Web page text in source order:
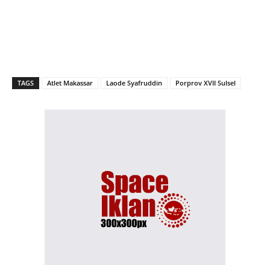
TAGS Atlet Makassar Laode Syafruddin Porprov XVII Sulsel